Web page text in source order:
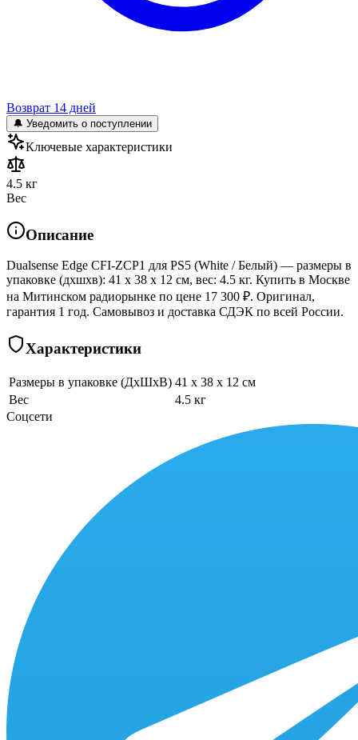
Возврат 14 дней
🔔 Уведомить о поступлении
Ключевые характеристики
4.5 кг
Вес
Описание
Dualsense Edge CFI-ZCP1 для PS5 (White / Белый) — размеры в
упаковке (дхшхв): 41 x 38 x 12 см, вес: 4.5 кг. Купить в Москве
на Митинском радиорынке по цене 17 300 ₽. Оригинал,
гарантия 1 год. Самовывоз и доставка СДЭК по всей России.
Характеристики
Размеры в упаковке (ДхШхВ) 41 x 38 x 12 см
Вес
4.5 кг
Соцсети